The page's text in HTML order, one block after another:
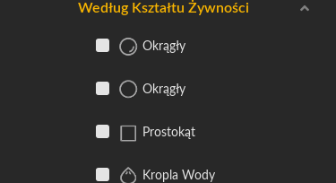
Według Kształtu Żywności
Okrągły
Okrągły
Prostokąt
Kropla Wody